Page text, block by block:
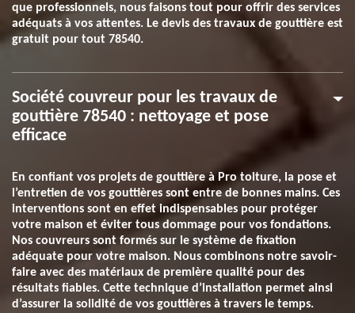
que professionnels, nous faisons tout pour offrir des services
adéquats à vos attentes. Le devis des travaux de gouttière est
gratuit pour tout 78540.
Société couvreur pour les travaux de
gouttière 78540 : nettoyage et pose
efficace
En confiant vos projets de gouttière à Pro toiture, la pose et
l’entretien de vos gouttières sont entre de bonnes mains. Ces
interventions sont en effet indispensables pour protéger
votre maison et éviter tous dommage pour vos fondations.
Nos couvreurs sont formés sur le système de fixation
adéquate pour votre maison. Nous combinons notre savoir-
faire avec des matériaux de première qualité pour des
résultats fiables. Cette technique d’installation permet ainsi
d’assurer la solidité de vos gouttières à travers le temps.